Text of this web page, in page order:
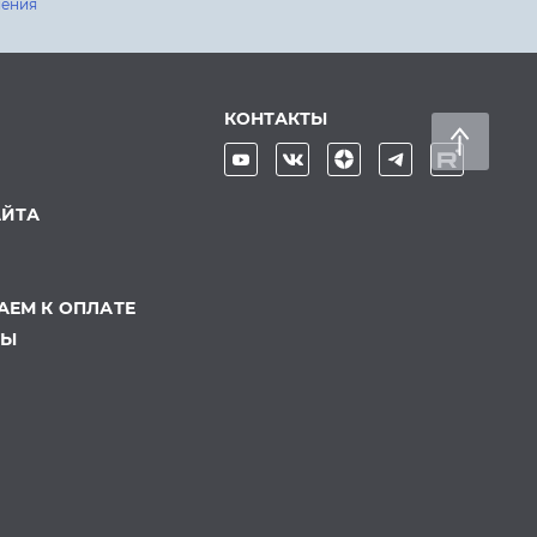
К ОПЛАТЕ
КОНТАКТЫ